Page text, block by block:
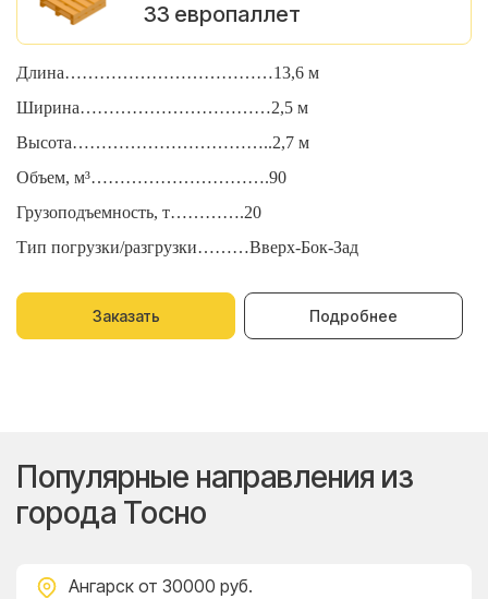
33 европаллет
Длина………………………………13,6 м
Ширина……………………………2,5 м
Высота……………………………..2,7 м
Объем, м³………………………….90
Грузоподъемность, т………….20
Тип погрузки/разгрузки………Вверх-Бок-Зад
Заказать Подробнее
Популярные направления из
города Тосно
Ангарск от 30000 руб.